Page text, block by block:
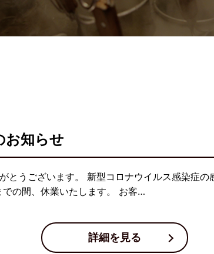
知らせ
とうございます。 新型コロナウイルス感染症
の間、休業いたします。 お客…
詳細を見る